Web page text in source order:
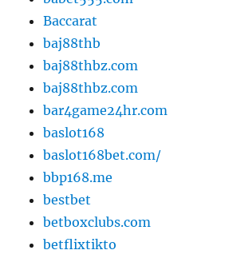
Baccarat
baj88thb
baj88thbz.com
baj88thbz.com
bar4game24hr.com
baslot168
baslot168bet.com/
bbp168.me
bestbet
betboxclubs.com
betflixtikto